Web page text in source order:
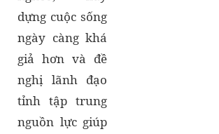
dựng cuộc sống
ngày càng khá
giả hơn và đề
nghị lãnh đạo
tỉnh tập trung
nguồn lực giúp